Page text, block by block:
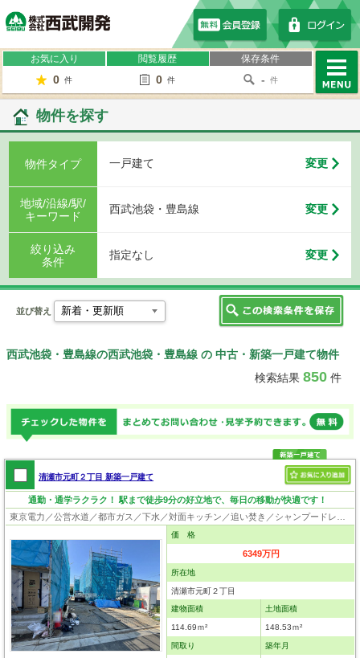
お気に入り
0 件
閲覧履歴
0 件
保存条件
- 件
物件を探す
物件タイプ 一戸建て 変更
地域/沿線/駅/
キーワード
西武池袋・豊島線 変更
絞り込み
条件
指定なし 変更
並び替え
西武池袋・豊島線の西武池袋・豊島線 の 中古・新築一戸建て物件
検索結果 850件
清瀬市元町２丁目 新築一戸建て
通勤・通学ラクラク！ 駅まで徒歩9分の好立地で、毎日の移動が快適です！
価 格
6349万円
所在地
清瀬市元町２丁目
建物面積
114.69ｍ²
土地面積
148.53ｍ²
間取り 築年月